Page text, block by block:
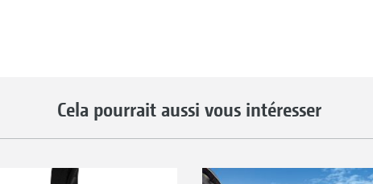
Cela pourrait aussi vous intéresser